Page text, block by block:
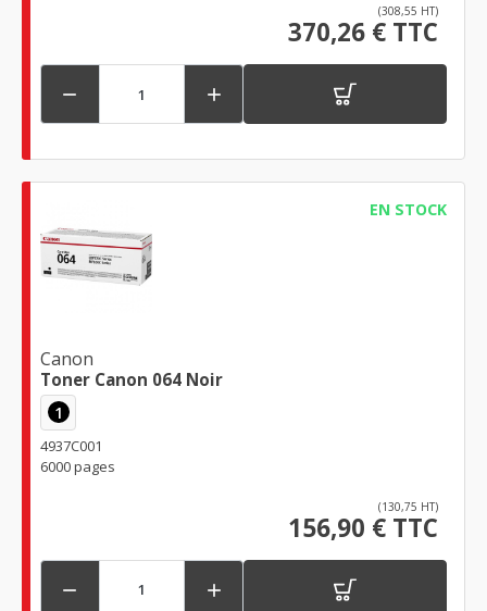
(308,55 HT)
370,26 € TTC
 
EN STOCK
Canon
Toner Canon 064 Noir
1
4937C001
6000 pages
(130,75 HT)
156,90 € TTC
 